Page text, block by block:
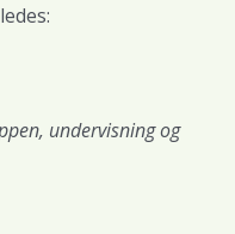
undervisning og